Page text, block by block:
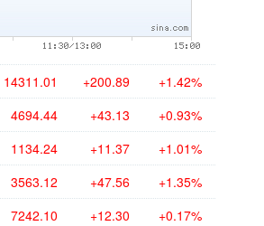
14311.01 +200.89 +1.42%
4694.44 +43.13 +0.93%
1134.24 +11.37 +1.01%
3563.12 +47.56 +1.35%
7242.10 +12.30 +0.17%